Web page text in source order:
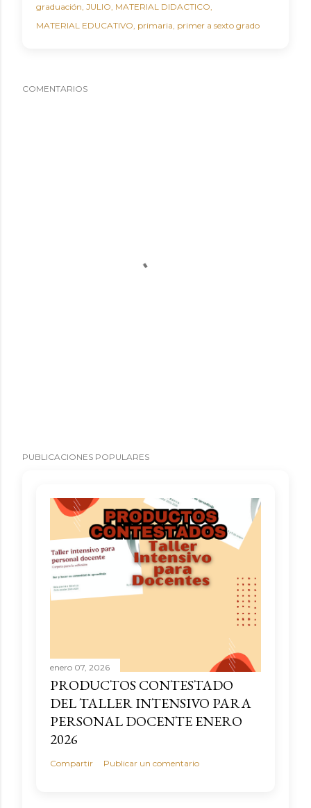
graduación JULIO MATERIAL DIDACTICO
MATERIAL EDUCATIVO primaria primer a sexto grado
COMENTARIOS
PUBLICACIONES POPULARES
enero 07, 2026
PRODUCTOS CONTESTADO
DEL TALLER INTENSIVO PARA
PERSONAL DOCENTE ENERO
2026
Compartir Publicar un comentario